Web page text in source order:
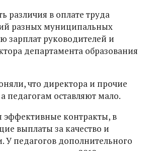
различия в оплате труда
разных муниципальных
руководителей и
департамента образования
что директора и прочие
педагогам оставляют мало.
эффективные контракты, в
выплаты за качество и
У педагогов дополнительного